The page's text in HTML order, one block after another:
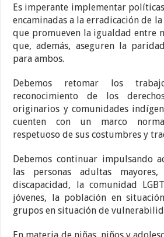
Es imperante implementar
encaminadas a la erradicación de
que promueven la igualdad entre
que, además, aseguren la
para ambos.
Debemos retomar los
reconocimiento de los
originarios y comunidades
cuenten con un marco
respetuoso de sus costumbres y
Debemos continuar impulsando
las personas adultas
discapacidad, la comunidad
jóvenes, la población en
grupos en situación de